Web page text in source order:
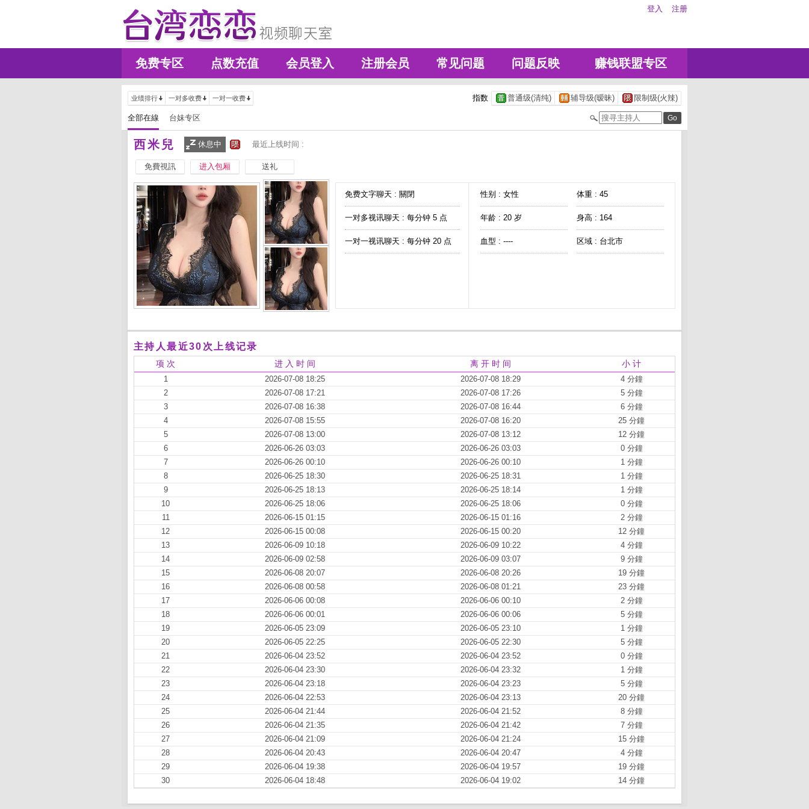
登入 注册
免费专区 点数充值 会员登入 注册会员 常见问题 问题反映 赚钱联盟专区
业绩排行 一对多收费 一对一收费 指数 普通级(清纯) 辅导级(暧昧) 限制级(火辣)
全部在線 台妹专区
西米兒 休息中 最近上线时间 :
免費視訊 进入包厢 送礼
免费文字聊天 : 關閉
一对多视讯聊天 : 每分钟 5 点
一对一视讯聊天 : 每分钟 20 点
性别 : 女性 体重 : 45
年龄 : 20 岁 身高 : 164
血型 : ---- 区域 : 台北市
主持人最近30次上线记录
项 次 进 入 时 间 离 开 时 间 小 计
1 2026-07-08 18:25 2026-07-08 18:29
4 分鐘
2
2026-07-08 17:21 2026-07-08 17:26
5 分鐘
3
2026-07-08 16:38 2026-07-08 16:44
6 分鐘
4
2026-07-08 15:55 2026-07-08 16:20
25 分鐘
5
2026-07-08 13:00 2026-07-08 13:12
12 分鐘
6
2026-06-26 03:03 2026-06-26 03:03
0 分鐘
7
2026-06-26 00:10 2026-06-26 00:10
1 分鐘
8
2026-06-25 18:30 2026-06-25 18:31
1 分鐘
9
2026-06-25 18:13 2026-06-25 18:14
1 分鐘
10
2026-06-25 18:06 2026-06-25 18:06
0 分鐘
11
2026-06-15 01:15 2026-06-15 01:16
2 分鐘
12
2026-06-15 00:08 2026-06-15 00:20
12 分鐘
13
2026-06-09 10:18 2026-06-09 10:22
4 分鐘
14
2026-06-09 02:58 2026-06-09 03:07
9 分鐘
15
2026-06-08 20:07 2026-06-08 20:26
19 分鐘
16
2026-06-08 00:58 2026-06-08 01:21
23 分鐘
17
2026-06-06 00:08 2026-06-06 00:10
2 分鐘
18
2026-06-06 00:01 2026-06-06 00:06
5 分鐘
19
2026-06-05 23:09 2026-06-05 23:10
1 分鐘
20
2026-06-05 22:25 2026-06-05 22:30
5 分鐘
21
2026-06-04 23:52 2026-06-04 23:52
0 分鐘
22
2026-06-04 23:30 2026-06-04 23:32
1 分鐘
23
2026-06-04 23:18 2026-06-04 23:23
5 分鐘
24
2026-06-04 22:53 2026-06-04 23:13
20 分鐘
25
2026-06-04 21:44 2026-06-04 21:52
8 分鐘
26
2026-06-04 21:35 2026-06-04 21:42
7 分鐘
27
2026-06-04 21:09 2026-06-04 21:24
15 分鐘
28
2026-06-04 20:43 2026-06-04 20:47
4 分鐘
29
2026-06-04 19:38 2026-06-04 19:57
19 分鐘
30
2026-06-04 18:48 2026-06-04 19:02 14 分鐘